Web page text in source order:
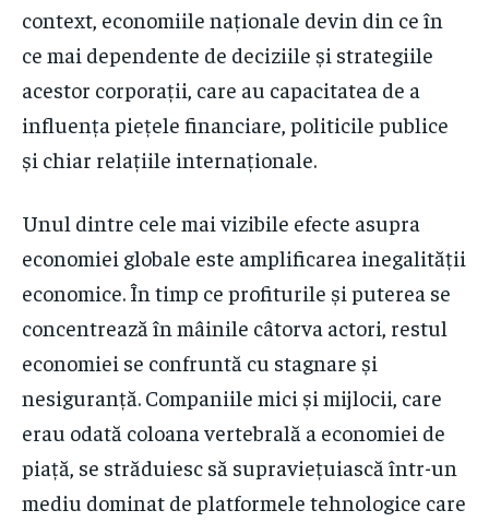
context, economiile naționale devin din ce în
ce mai dependente de deciziile și strategiile
acestor corporații, care au capacitatea de a
influența piețele financiare, politicile publice
și chiar relațiile internaționale.
Unul dintre cele mai vizibile efecte asupra
economiei globale este amplificarea inegalității
economice. În timp ce profiturile și puterea se
concentrează în mâinile câtorva actori, restul
economiei se confruntă cu stagnare și
nesiguranță. Companiile mici și mijlocii, care
erau odată coloana vertebrală a economiei de
piață, se străduiesc să supraviețuiască într-un
mediu dominat de platformele tehnologice care